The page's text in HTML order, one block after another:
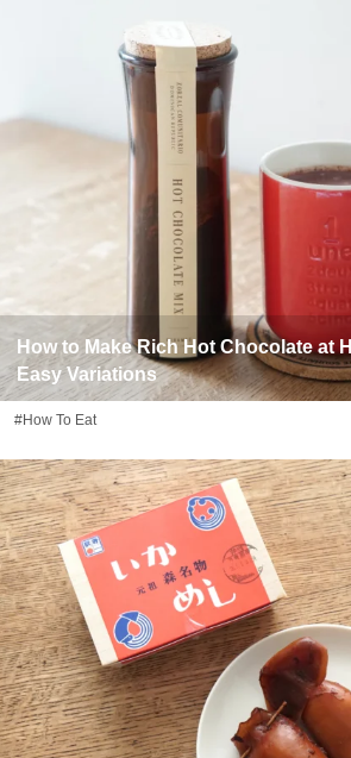
How to Make Rich Hot Chocolate at
Easy Variations
#How To Eat